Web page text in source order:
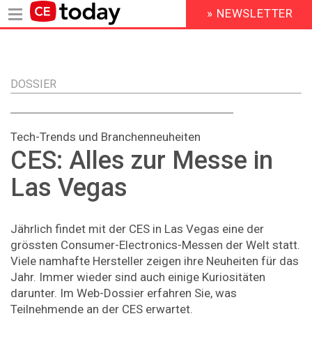
Inhalt
HEADER
MENU
» NEWSLETTER
DOSSIER
Tech-Trends und Branchenneuheiten
CES: Alles zur Messe in
Las Vegas
Jährlich findet mit der CES in Las Vegas eine der
grössten Consumer-Electronics-Messen der Welt statt.
Viele namhafte Hersteller zeigen ihre Neuheiten für das
Jahr. Immer wieder sind auch einige Kuriositäten
darunter. Im Web-Dossier erfahren Sie, was
Teilnehmende an der CES erwartet.